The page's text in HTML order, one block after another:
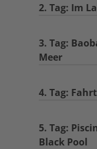
2. Tag: Im
3. Tag:
Meer
4. Tag:
5. Tag:
Black Pool